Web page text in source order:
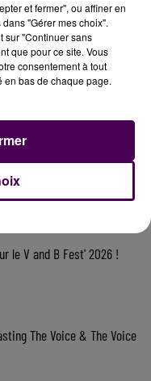
le V and B Fest' 2026 !
The Voice & The Voice
et fermer", ou affiner en
"Gérer mes choix".
sur "Continuer sans
que pour ce site. Vous
consentement à tout
en bas de chaque page.